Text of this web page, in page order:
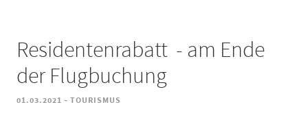
Residentenrabatt - am Ende
der Flugbuchung
01.03.2021 - TOURISMUS